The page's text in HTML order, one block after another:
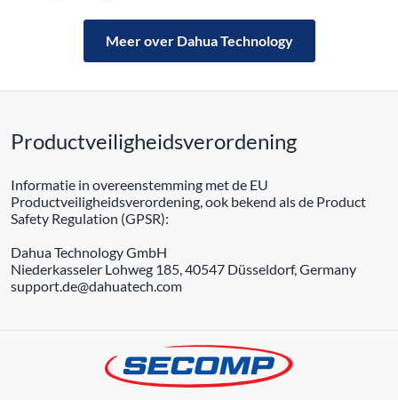
Meer over Dahua Technology
Productveiligheidsverordening
Informatie in overeenstemming met de EU
Productveiligheidsverordening, ook bekend als de Product
Safety Regulation (GPSR):
Dahua Technology GmbH
Niederkasseler Lohweg 185, 40547 Düsseldorf, Germany
support.de@dahuatech.com